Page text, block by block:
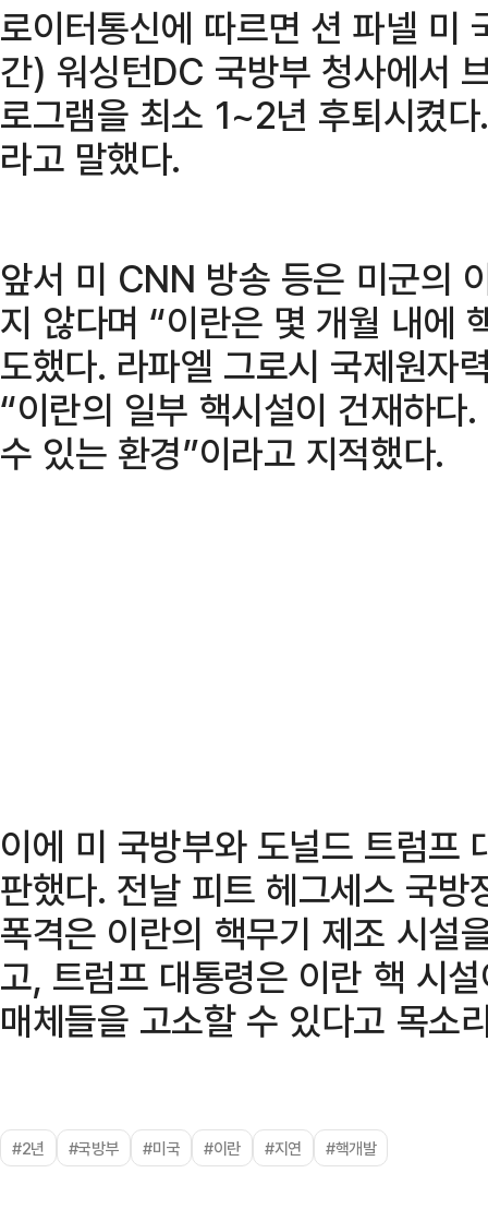
로이터통신에 따르면 션 파넬 미
간) 워싱턴DC 국방부 청사에서
로그램을 최소 1~2년 후퇴시켰
라고 말했다.
앞서 미 CNN 방송 등은 미군의
지 않다며 “이란은 몇 개월 내에
도했다. 라파엘 그로시 국제원자
“이란의 일부 핵시설이 건재하
수 있는 환경”이라고 지적했다.
이에 미 국방부와 도널드 트럼프
판했다. 전날 피트 헤그세스 국
폭격은 이란의 핵무기 제조 시설
고, 트럼프 대통령은 이란 핵 시
매체들을 고소할 수 있다고 목소
#2년 #국방부 #미국 #이란 #지연 #핵개발